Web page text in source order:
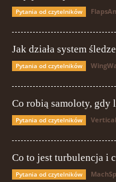
Pytania od czytelników
Jak działa system
Pytania od czytelników
Co robią samoloty, gdy
Pytania od czytelników
Co to jest turbulencja i
Pytania od czytelników